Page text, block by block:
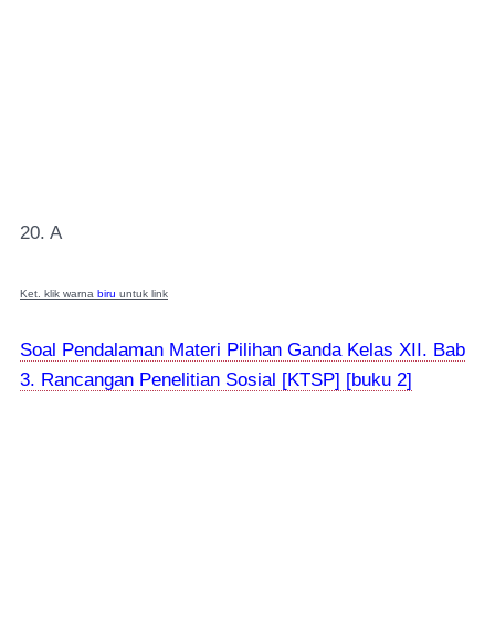
20. A
Ket. klik warna biru untuk link
Soal Pendalaman Materi Pilihan Ganda Kelas XII. Bab
3. Rancangan Penelitian Sosial [KTSP] [buku 2]